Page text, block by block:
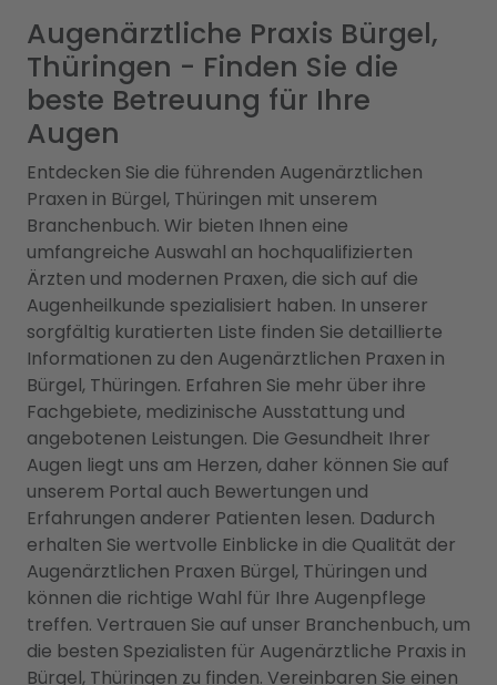
Augenärztliche Praxis Bürgel,
Thüringen - Finden Sie die
beste Betreuung für Ihre
Augen
Entdecken Sie die führenden Augenärztlichen
Praxen in Bürgel, Thüringen mit unserem
Branchenbuch. Wir bieten Ihnen eine
umfangreiche Auswahl an hochqualifizierten
Ärzten und modernen Praxen, die sich auf die
Augenheilkunde spezialisiert haben. In unserer
sorgfältig kuratierten Liste finden Sie detaillierte
Informationen zu den Augenärztlichen Praxen in
Bürgel, Thüringen. Erfahren Sie mehr über ihre
Fachgebiete, medizinische Ausstattung und
angebotenen Leistungen. Die Gesundheit Ihrer
Augen liegt uns am Herzen, daher können Sie auf
unserem Portal auch Bewertungen und
Erfahrungen anderer Patienten lesen. Dadurch
erhalten Sie wertvolle Einblicke in die Qualität der
Augenärztlichen Praxen Bürgel, Thüringen und
können die richtige Wahl für Ihre Augenpflege
treffen. Vertrauen Sie auf unser Branchenbuch, um
die besten Spezialisten für Augenärztliche Praxis in
Bürgel, Thüringen zu finden. Vereinbaren Sie einen